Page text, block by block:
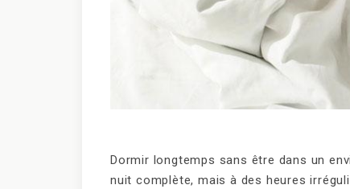
Dormir longtemps sans être dans un
nuit complète, mais à des heures